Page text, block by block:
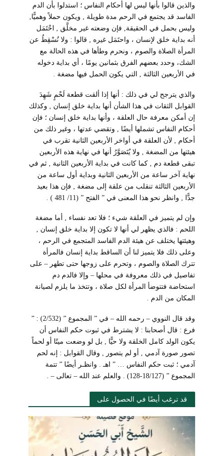
والذين قالوا بأنها ليس لها أحكام النفاس ؛ استدلوا بأن الدم
الفاسد قد يجتمع في الرحم مدة طويلة , ويكون حملاً وهميًّا,
وليس بحمل في الحقيقة, فإن وضعته غير مخلَّق , احْتَمَل
أنه بداية خلق لإنسان ، واحتَمَل غيره , قالوا : ولا نُسْقِطُ عن
المرأة الصلاة والصوم ، ونحرم وطأها في هذه الحالة مع
الشك، وحدد بعضهم الفرق بثمانين يومًا ، أي بداية دخوله
في الأربعين الثالثة , التي يكون الحمل فيها مضغة .
والذي يترجح لي في ذلك : أنها إذا ألقت قطعة لَحْمٍ شَهِدَ
القوابل الثقات في هذا الشأن أنها بداية خلق إنسان , وكذلك
إن أمكن معرفة حال العلقة ، وأنها بداية خلق إنسان ؛ فإن
أحكام النفاس تشملها أيضًا , وتقضي عدتها ، وغير ذلك من
أحكام , لأن العلقة في أواخر الأربعين الثانية تقرب في
هيئتها من المضغة , ولا يُتَصَوَّرُ أنها في نهاية هذه الأربعين
تبقى قطعة دم , كما كانت في بداية الأربعين الثانية , ثم في
نهاية آخر ساعة من الأربعين الثانية وبداية أول ساعة من
الأربعين الثالثة تنقلب من علقة إلى مضغة , فإن هذا بعيد
جدًّا , وانظر نحو هذا المعنى في ” الفتح ” (11/ 481 ) .
وإن لم يتميز في العلقة شيء ؛ فلا تعد نفساء , أما مضغة
اللحم : فالذي يظهر لي أنها لا تكون إلا بداية خلق إنسان ,
وهيئتها يختلف عن هيئة الدم الفاسد المتجمع في الرحم ،
وعلى ذلك فلا يتميز لنا أن الساقط بداية إنسان فالمرأة
تترك الصلاة والصوم ، وتحرم على زوجها حتى تطهر – على
تفاصيل في ذلك معروفة في محلها – وإلا فالدم دم
استحاضة فتتوضأ المرأة لكل صلاة ، وتتخذ ما يلزم لصيانة
المكان من الدم .
وقد قال النووي – رحمه الله –
في ” المجموع ” (2/532) : ”
فرع : قال أصحابنا : لا يشترط في ثبوت حكم النفاس أن
يكون الولد كامل الخلقة ولا حيًّا , بل لو وضعت ميتًا أو لحماً
تصور صورة آدمي , أو لم يتصور , وقال القوابل : إنه لحم
آدمي ؛ ثبت حكم النفاس … ” اهـ . وانظـر أيضًا ” تتمة
المجموع ” (18/127-128) . والعلم عند الله – تعالى – .
قد ترغب أيضًا في الحصول على